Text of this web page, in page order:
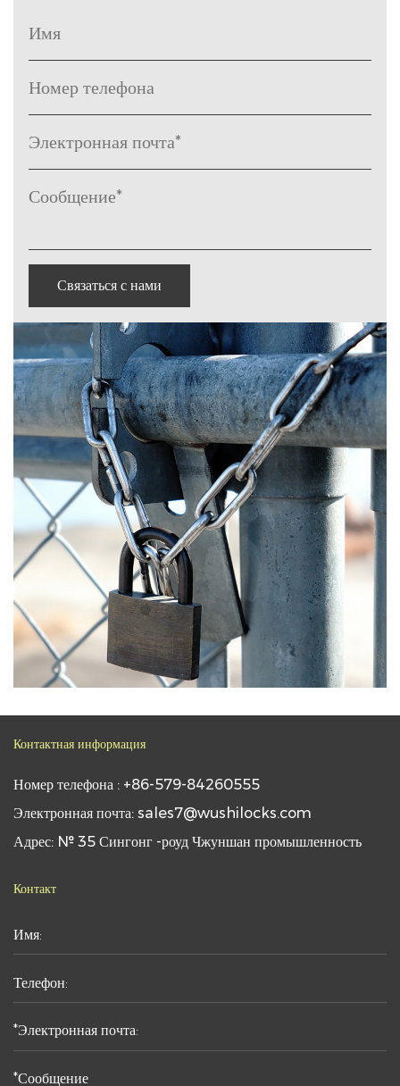
Связаться с нами
Контактная информация
Номер телефона : +86-579-84260555
Электронная почта: sales7@wushilocks.com
Адрес: № 35 Сингонг -роуд Чжуншан промышленность
Контакт